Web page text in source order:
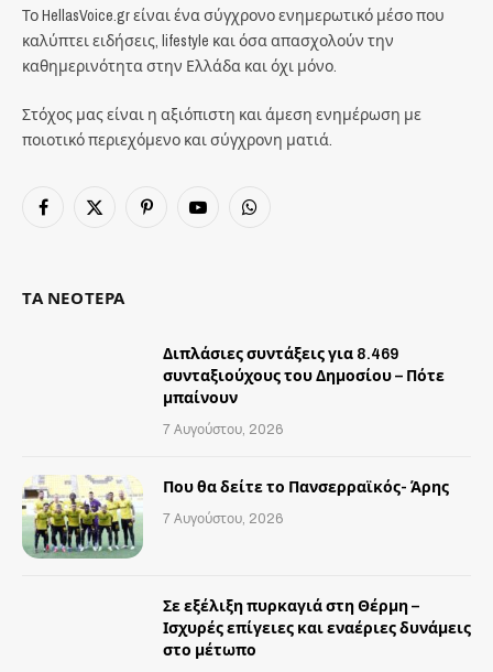
Το HellasVoice.gr είναι ένα σύγχρονο ενημερωτικό μέσο που
καλύπτει ειδήσεις, lifestyle και όσα απασχολούν την
καθημερινότητα στην Ελλάδα και όχι μόνο.
Στόχος μας είναι η αξιόπιστη και άμεση ενημέρωση με
ποιοτικό περιεχόμενο και σύγχρονη ματιά.
Facebook
X
PinterestYouTubeWhatsApp
ΤΑ ΝΕΟΤΕΡΑ
Διπλάσιες συντάξεις για 8.469
συνταξιούχους του Δημοσίου – Πότε
μπαίνουν
7 Αυγούστου, 2026
Που θα δείτε το Πανσερραϊκός- Άρης
7 Αυγούστου, 2026
Σε εξέλιξη πυρκαγιά στη Θέρμη –
Ισχυρές επίγειες και εναέριες δυνάμεις
στο μέτωπο